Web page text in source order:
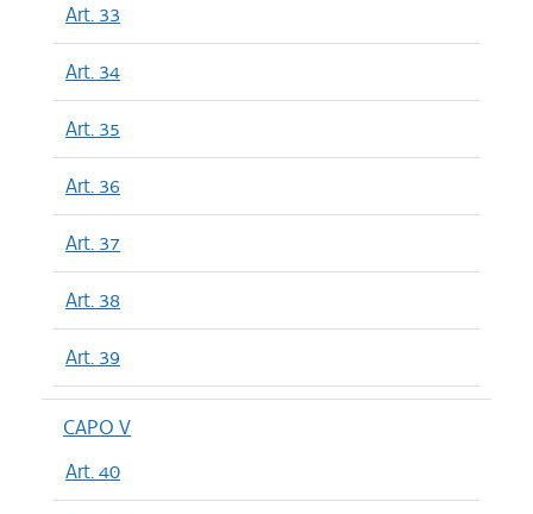
Art. 33
Art. 34
Art. 35
Art. 36
Art. 37
Art. 38
Art. 39
CAPO V
Art. 40